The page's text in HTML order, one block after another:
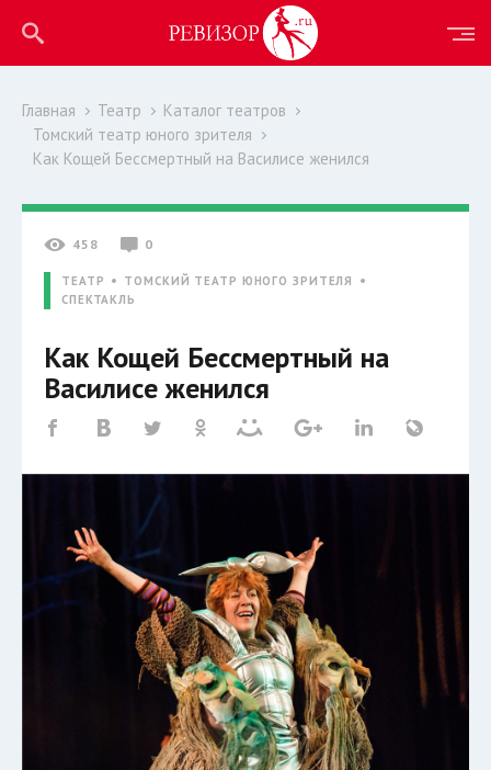
Главная Театр
Каталог театров
Томский театр юного зрителя
Как Кощей Бессмертный на Василисе женился
458 0
ТЕАТР
ТОМСКИЙ ТЕАТР ЮНОГО ЗРИТЕЛЯ
СПЕКТАКЛЬ
Как Кощей Бессмертный на
Василисе женился